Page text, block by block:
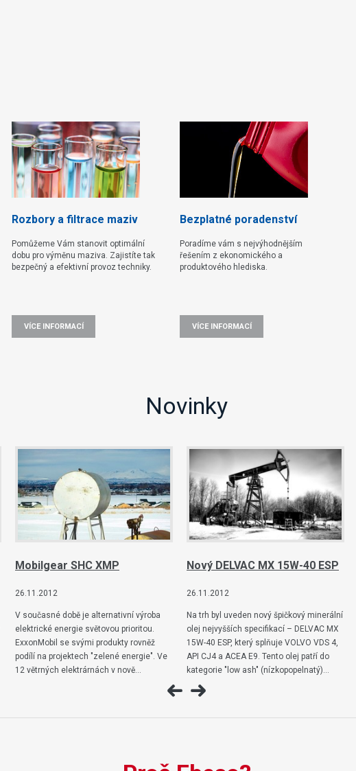
Rozbory a filtrace maziv
Pomůžeme Vám stanovit optimální
dobu pro výměnu maziva. Zajistíte tak
bezpečný a efektivní provoz techniky.
VÍCE INFORMACÍ
Bezplatné poradenství
Poradíme vám s nejvýhodnějším
řešením z ekonomického a
produktového hlediska.
VÍCE INFORMACÍ
Novinky
Mobilgear SHC XMP
26.11.2012
V současné době je alternativní výroba
elektrické energie světovou prioritou.
ExxonMobil se svými produkty rovněž
podílí na projektech "zelené energie". Ve
12 větrných elektrárnách v nově…
Nový DELVAC MX 15W-40 ESP
26.11.2012
Na trh byl uveden nový špičkový minerální
olej nejvyšších specifikací – DELVAC MX
15W-40 ESP, který splňuje VOLVO VDS 4,
API CJ4 a ACEA E9. Tento olej patří do
kategorie "low ash" (nízkopopelnatý)…